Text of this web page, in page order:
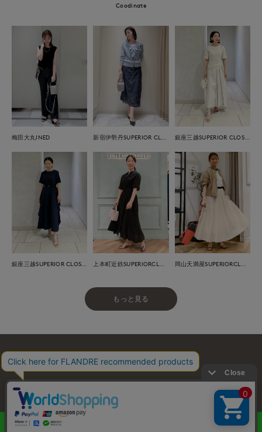
Coodinate
梅田大丸INED
もっと見る
お問い合わせ 利用規約 プライバシーポリシー
特定商取引・古物営業法に基づく表示